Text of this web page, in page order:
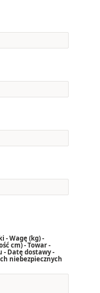
- Wagę (kg) -
cm) - Towar -
- Datę dostawy -
niebezpiecznych